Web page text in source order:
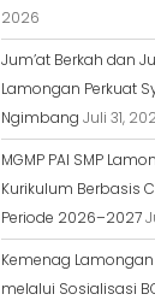
2026
Jum’at Berkah dan
Lamongan Perkuat
Ngimbang Juli 31,
MGMP PAI SMP
Kurikulum Berbasis
Periode 2026–2027
Kemenag
melalui Sosialisasi